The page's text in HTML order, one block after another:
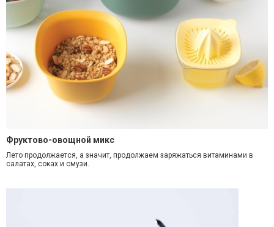
Фруктово-овощной микс
Лето продолжается, а значит, продолжаем заряжаться витаминами в
салатах, соках и смузи.